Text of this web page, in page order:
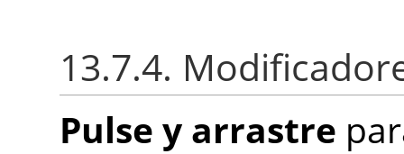
13.7.4.
Pulse y arrastre